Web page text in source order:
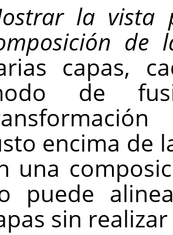
la vista
de
capas,
de
encima de
una
puede
sin